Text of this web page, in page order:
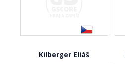
Kilberger Eliáš